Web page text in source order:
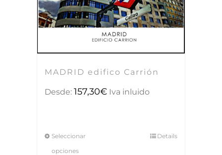
MADRID edifico Carrión
Desde: 157,30€ Iva inluido
Seleccionar
opciones
Details